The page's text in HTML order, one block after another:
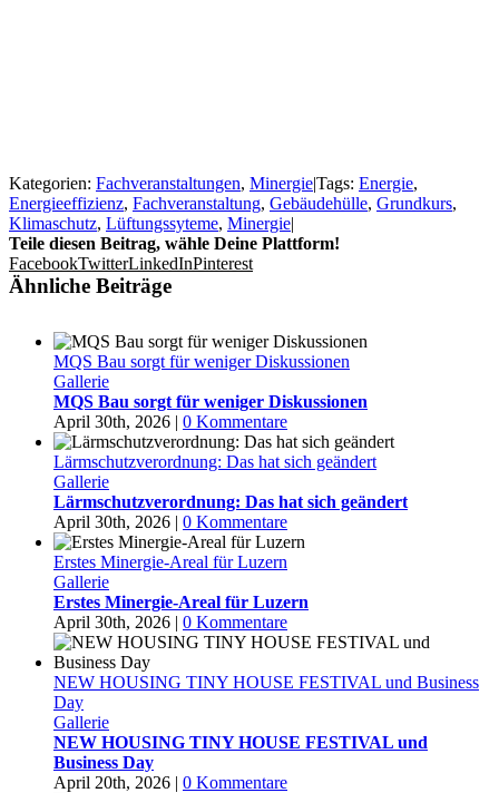
Kategorien: Fachveranstaltungen, Minergie|Tags: Energie,
Energieeffizienz, Fachveranstaltung, Gebäudehülle, Grundkurs,
Klimaschutz, Lüftungssyteme, Minergie|
Teile diesen Beitrag, wähle Deine Plattform!
FacebookTwitterLinkedInPinterest
Ähnliche Beiträge
MQS Bau sorgt für weniger Diskussionen
Gallerie
MQS Bau sorgt für weniger Diskussionen
April 30th, 2026 | 0 Kommentare
Lärmschutzverordnung: Das hat sich geändert
Gallerie
Lärmschutzverordnung: Das hat sich geändert
April 30th, 2026 | 0 Kommentare
Erstes Minergie-Areal für Luzern
Gallerie
Erstes Minergie-Areal für Luzern
April 30th, 2026 | 0 Kommentare
NEW HOUSING TINY HOUSE FESTIVAL und Business
Day
Gallerie
NEW HOUSING TINY HOUSE FESTIVAL und
Business Day
April 20th, 2026 | 0 Kommentare